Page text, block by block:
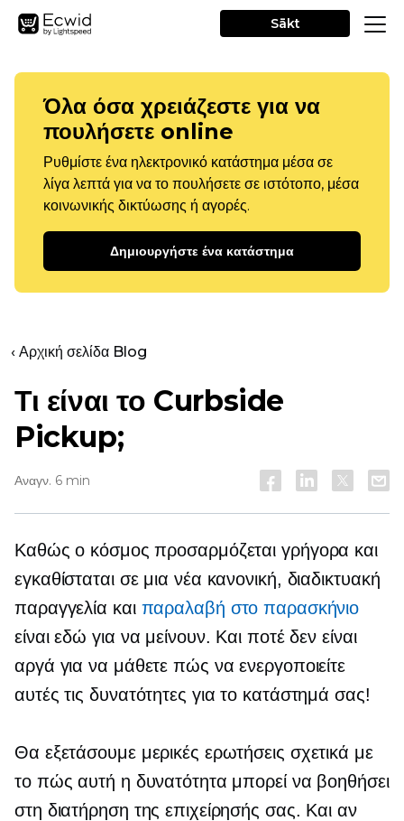
Sākt
Όλα όσα χρειάζεστε για να
πουλήσετε online
Ρυθμίστε ένα ηλεκτρονικό κατάστημα μέσα σε
λίγα λεπτά για να το πουλήσετε σε ιστότοπο, μέσα
κοινωνικής δικτύωσης ή αγορές.
Δημιουργήστε ένα κατάστημα
‹ Αρχική σελίδα Blog
Τι είναι το Curbside
Pickup;
Αναγν. 6 min
Καθώς ο κόσμος προσαρμόζεται γρήγορα και
εγκαθίσταται σε μια νέα κανονική, διαδικτυακή
παραγγελία και παραλαβή στο παρασκήνιο
είναι εδώ για να μείνουν. Και ποτέ δεν είναι
αργά για να μάθετε πώς να ενεργοποιείτε
αυτές τις δυνατότητες για το κατάστημά σας!
Θα εξετάσουμε μερικές ερωτήσεις σχετικά με
το πώς αυτή η δυνατότητα μπορεί να βοηθήσει
στη διατήρηση της επιχείρησής σας. Και αν